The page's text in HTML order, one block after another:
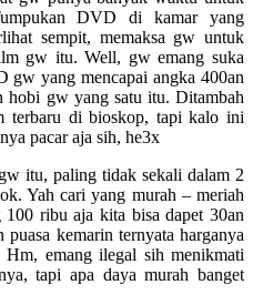
DVD di kamar yang
sempit, memaksa gw untuk
gw itu. Well, gw emang suka
yang mencapai angka 400an
hobi gw yang satu itu. Ditambah
terbaru di bioskop, tapi kalo ini
pacar aja sih, he3x
itu, paling tidak sekali dalam 2
Yah cari yang murah – meriah
ribu aja kita bisa dapet 30an
kemarin ternyata harganya
emang ilegal sih menikmati
tapi apa daya murah banget